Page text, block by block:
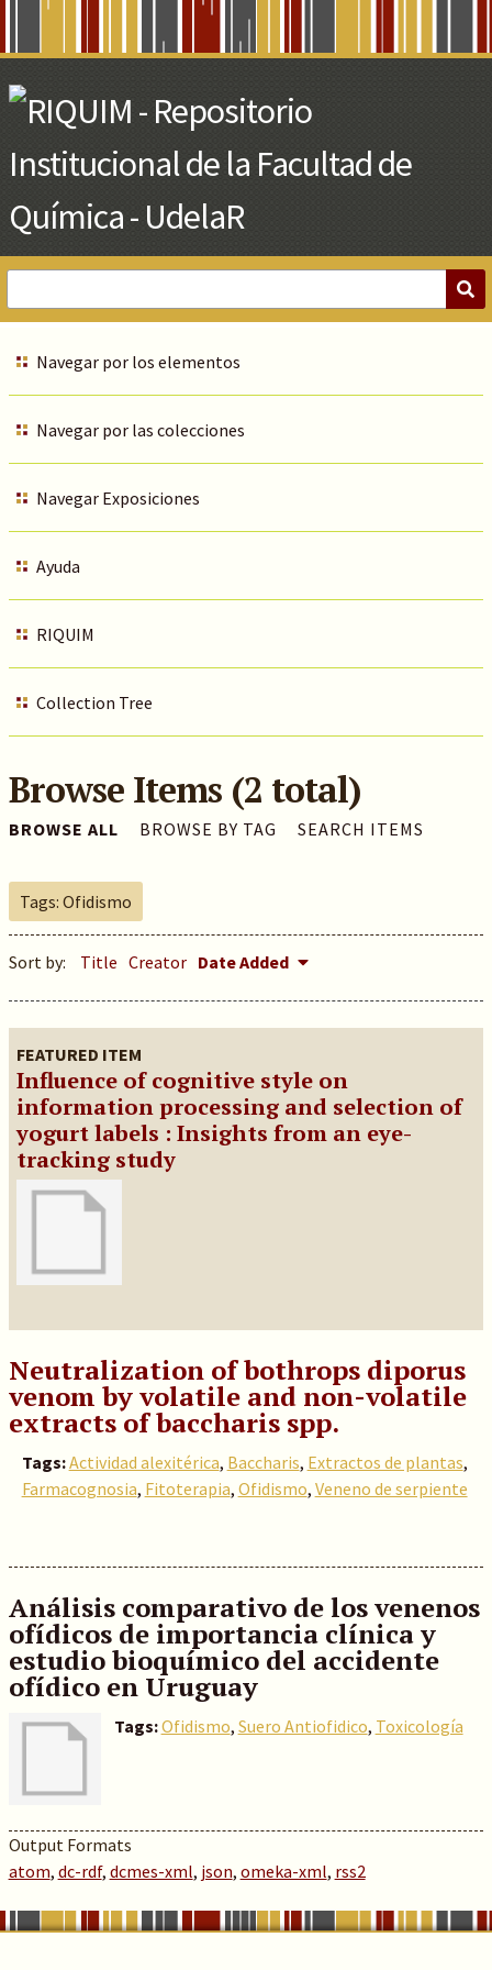
Main
Content
Navegar por los elementos
Navegar por las colecciones
Navegar Exposiciones
Ayuda
RIQUIM
Collection Tree
Browse Items (2 total)
BROWSE ALL BROWSE BY TAG SEARCH ITEMS
Tags: Ofidismo
Sort by: Title Creator Date Added
FEATURED ITEM
Influence of cognitive style on
information processing and selection of
yogurt labels : Insights from an eye-
tracking study
Neutralization of bothrops diporus
venom by volatile and non-volatile
extracts of baccharis spp.
Tags:Actividad alexitérica, Baccharis, Extractos de plantas,
Farmacognosia, Fitoterapia, Ofidismo, Veneno de serpiente
Análisis comparativo de los venenos
ofídicos de importancia clínica y
estudio bioquímico del accidente
ofídico en Uruguay
Tags:Ofidismo, Suero Antiofidico, Toxicología
Output Formats
atom, dc-rdf, dcmes-xml, json, omeka-xml, rss2